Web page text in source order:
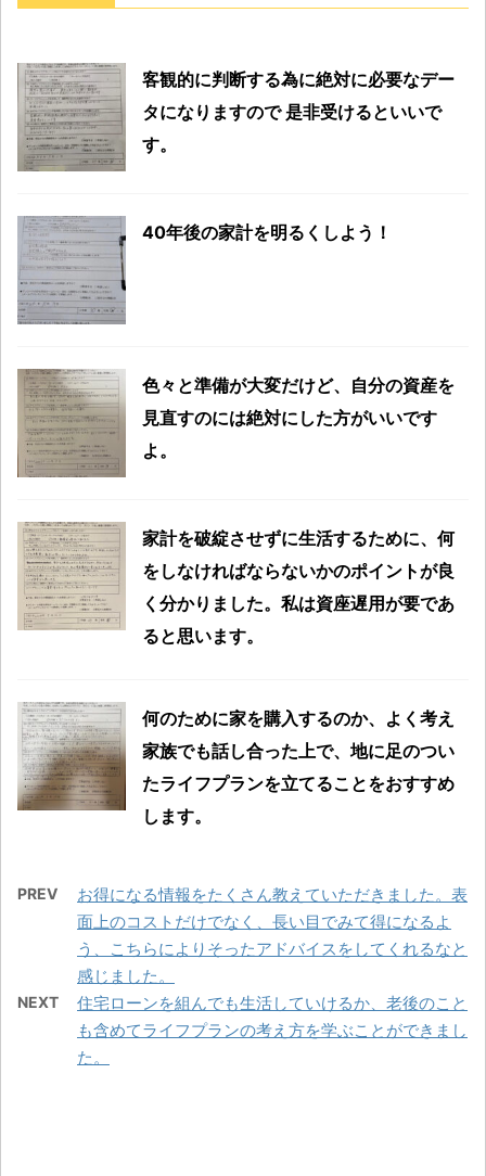
客観的に判断する為に絶対に必要なデー
タになりますので 是非受けるといいで
す。
40年後の家計を明るくしよう！
色々と準備が大変だけど、自分の資産を
見直すのには絶対にした方がいいです
よ。
家計を破綻させずに生活するために、何
をしなければならないかのポイントが良
く分かりました。私は資座遅用が要であ
ると思います。
何のために家を購入するのか、よく考え
家族でも話し合った上で、地に足のつい
たライフプランを立てることをおすすめ
します。
PREV
お得になる情報をたくさん教えていただきました。表
面上のコストだけでなく、長い目でみて得になるよ
う、こちらによりそったアドバイスをしてくれるなと
感じました。
NEXT
住宅ローンを組んでも生活していけるか、老後のこと
も含めてライフプランの考え方を学ぶことができまし
た。